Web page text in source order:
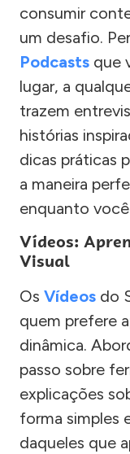
consumir
um desafio.
Podcasts que
lugar, a
trazem
histórias
dicas práticas
a maneira
enquanto
Vídeos:
Visual
Os Vídeos do
quem prefere
dinâmica.
passo sobre
explicações
forma simples
daqueles que